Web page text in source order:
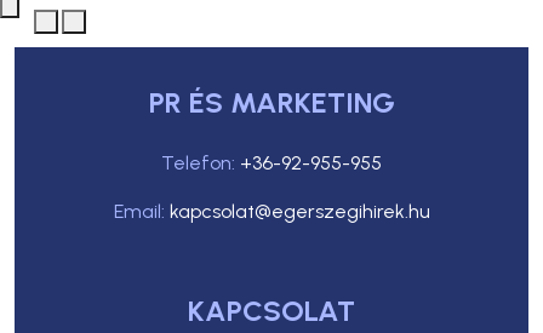
PR ÉS MARKETING
Telefon: +36-92-955-955
Email: kapcsolat@egerszegihirek.hu
KAPCSOLAT